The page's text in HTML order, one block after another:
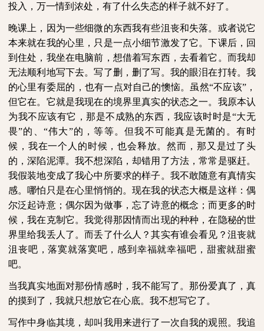
投入，万一情到浓处，有了什么失态的样子就不好了。
晚课上，因为一些细微的东西我有些沮丧和失落。或者说它
本来就在我的心里，只是一点小细节激发了它。下课后，回
到住处，我坐在电脑前，想借着写东西，去看着它。而我却
无法顺利地写下去。写了删，删了写。我的眼泪在打转。我
的心里有委屈的，也有一点对自己的懊恼。虽然“不应该”，
但它在。它就是我现在的境界里真实的状态之一。我原本认
为我不应该有它，那是不成熟的东西，我应该时时是“大无
畏”的、“伟大”的，等等。但我不可能真是无菌的。有时
候，我在一个人的时候，也会释放。然而，那又是过了头
的，深陷泥潭。我不想深陷，却错用了方法，常常是驱赶。
我假装地变成了我心中所要求的样子。我不敢随意有真情实
感。哪怕只是在心里悄悄的。现在我的状态大概是这样：偶
尔泛起诗意；偶尔因为做事，忘了诗意的概念；而更多的时
候，我在克制它。我觉得那因情而出现的种种，在隐秘的世
界里给我丢人了。而丢了什么人？其实有谁会看见？沮丧就
沮丧吧，落寞就落寞吧，感到幸福就幸福吧，甜蜜就甜蜜
吧。
当我真实地面对那份情感时，我不能写了。那份爱真了，真
的摸到了，我就只想放它在心底。我不想写它了。
写作中身临其境，却叫我用来进行了一次自我的观照。我追